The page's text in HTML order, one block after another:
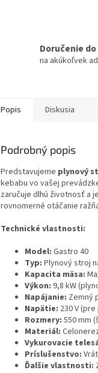
Doručenie
na akúkoľvek
Popis Diskusia
Podrobný popis
Predstavujeme plynový
kebabu vo vašej
zaručuje dlhú životnosť a
rovnomerné otáčanie
Technické vlastnosti:
Model: Gastro 40
Typ: Plynový stroj
Kapacita mäsa:
Výkon: 9,8 kW
Napájanie: Zemný
Napätie: 230 V
Rozmery: 550 mm
Materiál:
Vykurovacie
Príslušenstvo:
Ďalšie vlastnosti: